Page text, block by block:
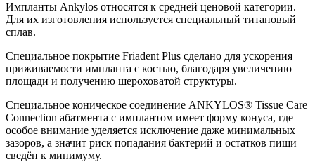
Импланты Ankylos относятся к средней ценовой категории.
Для их изготовления используется специальный титановый
сплав.
Специальное покрытие Friadent Plus сделано для ускорения
приживаемости импланта с костью, благодаря увеличению
площади и получению шероховатой структуры.
Специальное коническое соединение ANKYLOS® Tissue Care
Connection абатмента с имплантом имеет форму конуса, где
особое внимание уделяется исключение даже минимальных
зазоров, а значит риск попадания бактерий и остатков пищи
сведён к минимуму.